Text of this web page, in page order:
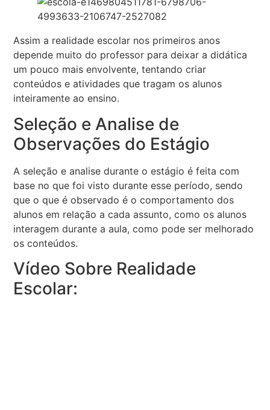
Assim a realidade escolar nos primeiros anos
depende muito do professor para deixar a didática
um pouco mais envolvente, tentando criar
conteúdos e atividades que tragam os alunos
inteiramente ao ensino.
Seleção e Analise de
Observações do Estágio
A seleção e analise durante o estágio é feita com
base no que foi visto durante esse período, sendo
que o que é observado é o comportamento dos
alunos em relação a cada assunto, como os alunos
interagem durante a aula, como pode ser melhorado
os conteúdos.
Vídeo Sobre Realidade
Escolar: